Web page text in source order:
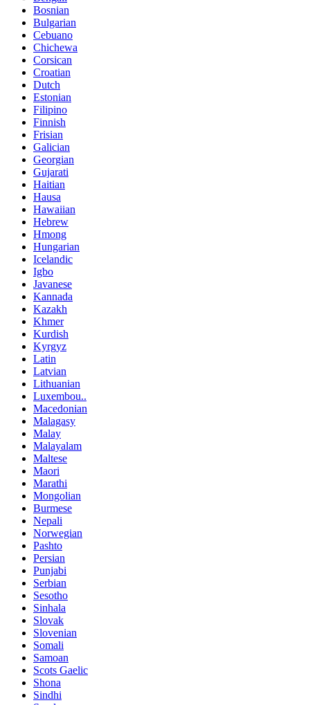
Bosnian
Bulgarian
Cebuano
Chichewa
Corsican
Croatian
Dutch
Estonian
Filipino
Finnish
Frisian
Galician
Georgian
Gujarati
Haitian
Hausa
Hawaiian
Hebrew
Hmong
Hungarian
Icelandic
Igbo
Javanese
Kannada
Kazakh
Khmer
Kurdish
Kyrgyz
Latin
Latvian
Lithuanian
Luxembou..
Macedonian
Malagasy
Malay
Malayalam
Maltese
Maori
Marathi
Mongolian
Burmese
Nepali
Norwegian
Pashto
Persian
Punjabi
Serbian
Sesotho
Sinhala
Slovak
Slovenian
Somali
Samoan
Scots Gaelic
Shona
Sindhi